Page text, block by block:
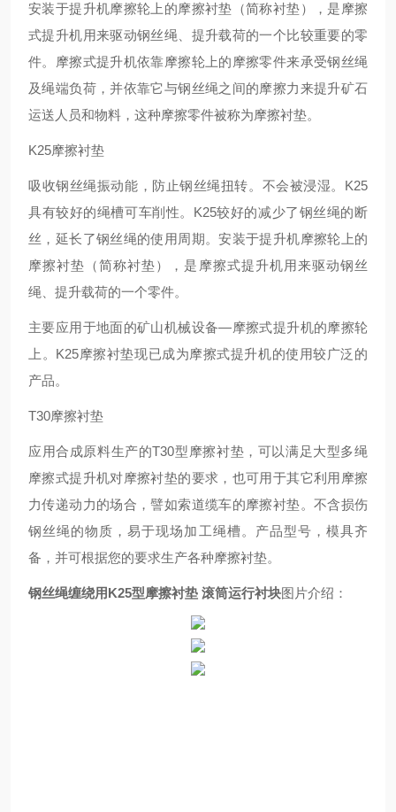
安装于提升机摩擦轮上的摩擦衬垫（简称衬垫），是摩擦
式提升机用来驱动钢丝绳、提升载荷的一个比较重要的零
件。摩擦式提升机依靠摩擦轮上的摩擦零件来承受钢丝绳
及绳端负荷，并依靠它与钢丝绳之间的摩擦力来提升矿石
运送人员和物料，这种摩擦零件被称为摩擦衬垫。
K25摩擦衬垫
吸收钢丝绳振动能，防止钢丝绳扭转。不会被浸湿。K25
具有较好的绳槽可车削性。K25较好的减少了钢丝绳的断
丝，延长了钢丝绳的使用周期。安装于提升机摩擦轮上的
摩擦衬垫（简称衬垫），是摩擦式提升机用来驱动钢丝
绳、提升载荷的一个零件。
主要应用于地面的矿山机械设备—摩擦式提升机的摩擦轮
上。K25摩擦衬垫现已成为摩擦式提升机的使用较广泛的
产品。
T30摩擦衬垫
应用合成原料生产的T30型摩擦衬垫，可以满足大型多绳
摩擦式提升机对摩擦衬垫的要求，也可用于其它利用摩擦
力传递动力的场合，譬如索道缆车的摩擦衬垫。不含损伤
钢丝绳的物质，易于现场加工绳槽。产品型号，模具齐
备，并可根据您的要求生产各种摩擦衬垫。
钢丝绳缠绕用K25型摩擦衬垫 滚筒运行衬块图片介绍：